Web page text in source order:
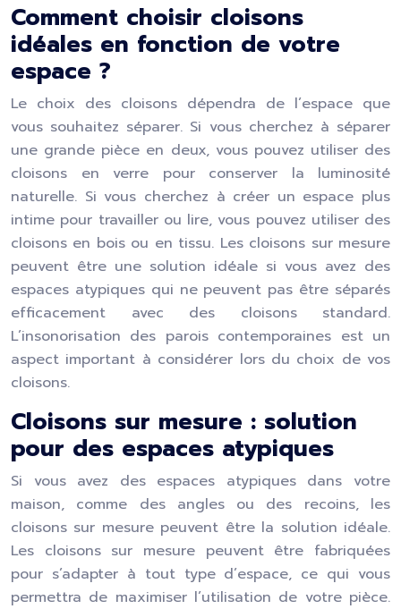
Comment choisir cloisons
idéales en fonction de votre
espace ?
Le choix des cloisons dépendra de l’espace que
vous souhaitez séparer. Si vous cherchez à séparer
une grande pièce en deux, vous pouvez utiliser des
cloisons en verre pour conserver la luminosité
naturelle. Si vous cherchez à créer un espace plus
intime pour travailler ou lire, vous pouvez utiliser des
cloisons en bois ou en tissu. Les cloisons sur mesure
peuvent être une solution idéale si vous avez des
espaces atypiques qui ne peuvent pas être séparés
efficacement avec des cloisons standard.
L’insonorisation des parois contemporaines est un
aspect important à considérer lors du choix de vos
cloisons.
Cloisons sur mesure : solution
pour des espaces atypiques
Si vous avez des espaces atypiques dans votre
maison, comme des angles ou des recoins, les
cloisons sur mesure peuvent être la solution idéale.
Les cloisons sur mesure peuvent être fabriquées
pour s’adapter à tout type d’espace, ce qui vous
permettra de maximiser l’utilisation de votre pièce.